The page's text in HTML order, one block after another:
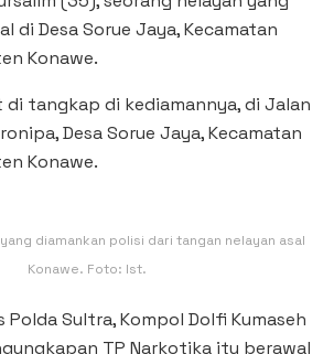
di Desa Sorue Jaya, Kecamatan
Konawe.
tangkap di kediamannya, di Jalan
Desa Sorue Jaya, Kecamatan
Konawe.
diamankan polisi dari tangan nelayan asal
Konawe. Foto: Ist.
Polda Sultra, Kompol Dolfi Kumaseh
TP Narkotika itu berawal